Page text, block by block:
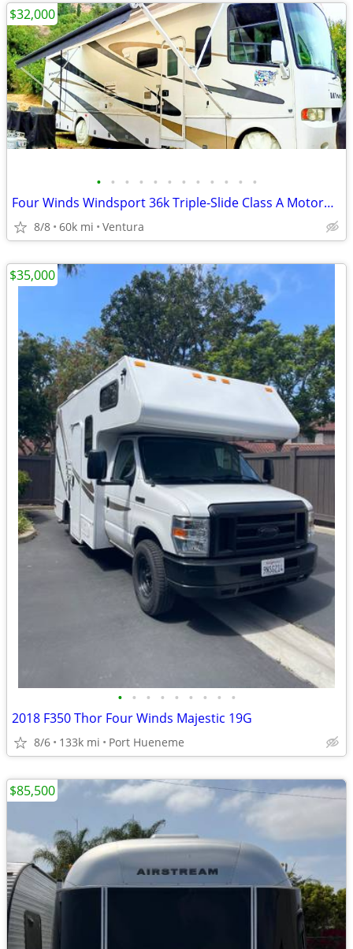
• • • • • • • • • • • •
Four Winds Windsport 36k Triple-Slide Class A Motorhome
8/8 60k mi Ventura
$32,000
• • • • • • • • •
2018 F350 Thor Four Winds Majestic 19G
8/6 133k mi Port Hueneme
$35,000
$85,500